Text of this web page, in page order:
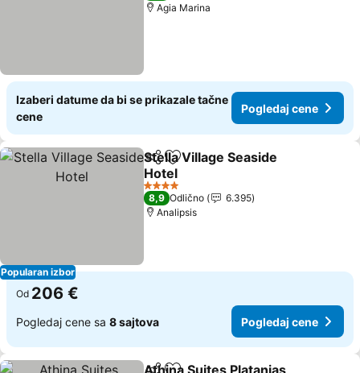
Agia Marina
Izaberi datume da bi se prikazale tačne
cene
Pogledaj cene
Popularan izbor
Deli Dodati u favorite
Stella Village Seaside
Hotel
4 Zvezdice
8,9 Odlično
6.395
Analipsis
Od 206 €
Pogledaj cene sa 8 sajtova Pogledaj cene
Athina Suites Platanias